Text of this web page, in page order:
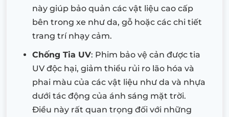
này giúp bảo quản các vật liệu cao cấp
bên trong xe như da, gỗ hoặc các chi tiết
trang trí nhạy cảm.
Chống Tia UV: Phim bảo vệ cản được tia
UV độc hại, giảm thiểu rủi ro lão hóa và
phai màu của các vật liệu như da và nhựa
dưới tác động của ánh sáng mặt trời.
Điều này rất quan trọng đối với những